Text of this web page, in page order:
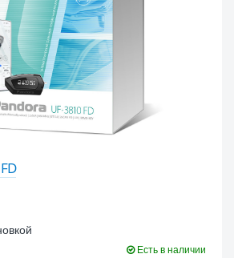
Есть в наличии